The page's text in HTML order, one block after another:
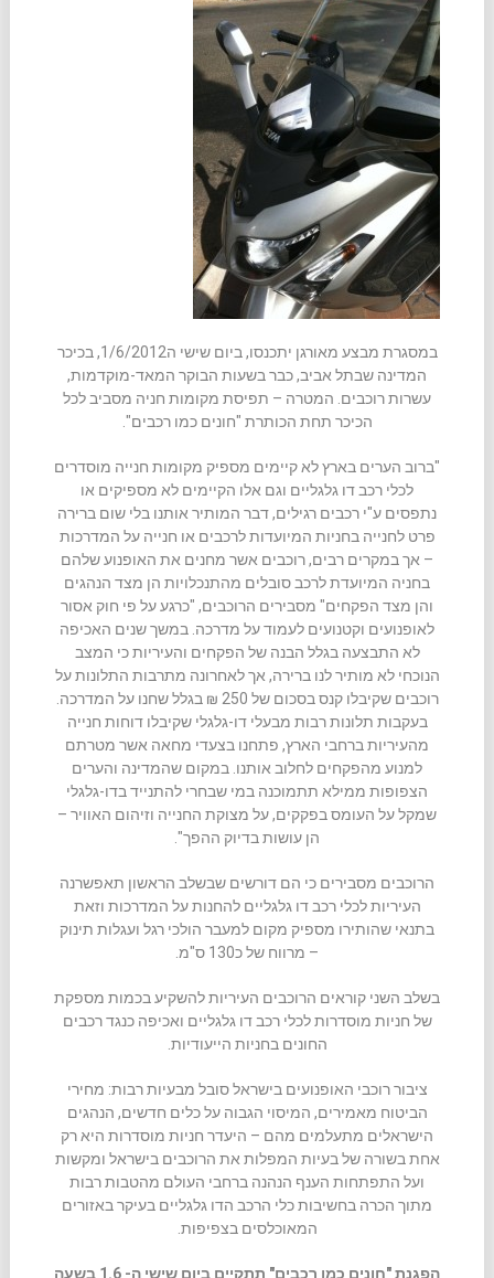
במסגרת מבצע מאורגן יתכנסו, ביום שישי ה1/6/2012, בכיכר
המדינה שבתל אביב, כבר בשעות הבוקר המאד-מוקדמות,
עשרות רוכבים. המטרה – תפיסת מקומות חניה מסביב לכל
הכיכר תחת הכותרת "חונים כמו רכבים".
"ברוב הערים בארץ לא קיימים מספיק מקומות חנייה מוסדרים
לכלי רכב דו גלגליים וגם אלו הקיימים לא מספיקים או
נתפסים ע"י רכבים רגילים, דבר המותיר אותנו בלי שום ברירה
פרט לחנייה בחניות המיועדות לרכבים או חנייה על המדרכות
– אך במקרים רבים, רוכבים אשר מחנים את האופנוע שלהם
בחניה המיועדת לרכב סובלים מהתנכלויות הן מצד הנהגים
והן מצד הפקחים" מסבירים הרוכבים, "כרגע על פי חוק אסור
לאופנועים וקטנועים לעמוד על מדרכה. במשך שנים האכיפה
לא התבצעה בגלל הבנה של הפקחים והעיריות כי המצב
הנוכחי לא מותיר לנו ברירה, אך לאחרונה מתרבות התלונות על
רוכבים שקיבלו קנס בסכום של 250 ₪ בגלל שחנו על המדרכה.
בעקבות תלונות רבות מבעלי דו-גלגלי שקיבלו דוחות חנייה
מהעיריות ברחבי הארץ, פתחנו בצעדי מחאה אשר מטרתם
למנוע מהפקחים לחלוב אותנו. במקום שהמדינה והערים
הצפופות ממילא תתמוכנה במי שבחרי להתנייד בדו-גלגלי
שמקל על העומס בפקקים, על מצוקת החנייה וזיהום האוויר –
הן עושות בדיוק ההפך".
הרוכבים מסבירים כי הם דורשים שבשלב הראשון תאפשרנה
העיריות לכלי רכב דו גלגליים להחנות על המדרכות וזאת
בתנאי שהותירו מספיק מקום למעבר הולכי רגל ועגלות תינוק
– מרווח של כ130 ס"מ.
בשלב השני קוראים הרוכבים העיריות להשקיע בכמות מספקת
של חניות מוסדרות לכלי רכב דו גלגליים ואכיפה כנגד רכבים
החונים בחניות הייעודיות.
ציבור רוכבי האופנועים בישראל סובל מבעיות רבות: מחירי
הביטוח מאמירים, המיסוי הגבוה על כלים חדשים, הנהגים
הישראלים מתעלמים מהם – היעדר חניות מוסדרות היא רק
אחת בשורה של בעיות המפלות את הרוכבים בישראל ומקשות
ועל התפתחות הענף הנהנה ברחבי העולם מהטבות רבות
מתוך הכרה בחשיבות כלי הרכב הדו גלגליים בעיקר באזורים
המאוכלסים בצפיפות.
הפגנת "חונים כמו רכבים" תתקיים ב
יום שישי ה- 1.6 בשעה